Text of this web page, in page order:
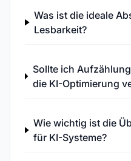
Was ist die ideale
Lesbarkeit?
Sollte ich
die KI-Optimierung
Wie wichtig ist die
für KI-Systeme?